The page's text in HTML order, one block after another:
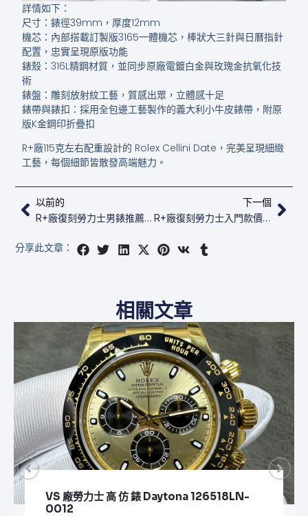
詳情如下：
尺寸：錶徑39mm，厚度12mm
機芯：內部搭載訂製版3165一體機芯，棒狀大三針與日曆指針
配置，忠實呈現原版功能
錶殼：316L精鋼材質，並同步原廠電鍍白金與玫瑰金抗氧化技
術
錶盤：雕刻放射紋工藝，質感出眾，立體感十足
錶帶與錶扣：採用全包邊工藝製作的義大利小牛皮錶帶，附原
版K金鋼印折疊扣
R+廠115克左右配重設計的 Rolex Cellini Date，完美呈現細緻
工藝，每個細節皆散發高端魅力。
上一頁
以前的
R+廠復刻勞力士男錶推薦 Cellini Date M50519-0013
下一個
R+廠復刻勞力士入門款價錢 Cellini Date M50519-0006
下
分享此文章：
相關文章
VS 廠勞力士 頂級 復刻 錶 Submariner Date
126610LV